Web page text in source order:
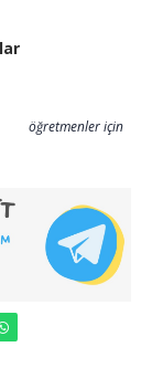
öğretmenler için